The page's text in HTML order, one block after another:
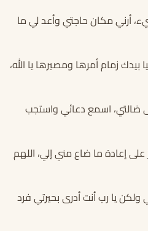
أرني مكان حاجتي وأعد لي ما
بيدك زمام أمرها ومصيرها يا الله،
ضالتي، اسمع دعائي واستجب
إعادة ما ضاع مني إلي، اللهم
يا رب أنت أدرى بحيرتي فرد